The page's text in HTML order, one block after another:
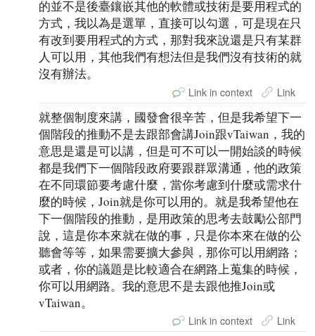
的並不是後臺鑲嵌其他的軟體或技術是要用程式的
方式，我以為是選單，直接可以勾選，可是現在只
有改到要用程式的方式，那對我來說還是只有某群
人可以用，其他我們有想法但是我們沒有技術的就
沒有辦法。
Link in context Link
就整個制度來講，國發會很辛苦，但是我希望下一
個階段的推動不是去跟部會講Join跟vTaiwan，我的
意思是還是可以講，但是可不可以一開始談的時候
都是我們下一個階段政府要跟群眾溝通，他的政策
在不同環節要考慮什麼，當你考慮到什麼或需求什
麼的時候，Join就是你可以用的。就是我希望他在
下一個階段的推動，是用政策的思考去鼓勵公部門
說，這是你本來就在做的事，只是你本來在做的公
聽會等等，如果需要擴大參與，那你可以用網路；
或者，你的議題是比較適合在網路上蒐集的時候，
你可以用網路。我的意思不是去跟他推Join或
vTaiwan。
Link in context Link